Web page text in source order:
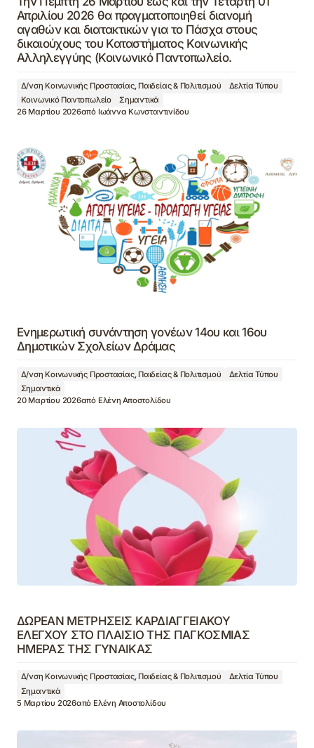
Απριλίου 2026 θα πραγματοποιηθεί διανομή
αγαθών και διατακτικών για το Πάσχα στους
δικαιούχους του Καταστήματος Κοινωνικής
Αλληλεγγύης (Κοινωνικό Παντοπωλείο.
Δ/νση Κοινωνικής Προστασίας, Παιδείας & Πολιτισμού
Δελτία Τύπου
Κοινωνικό Παντοπωλείο
Σημαντικά
26 Μαρτίου 2026από Ιωάννα Κωνσταντινίδου
Ενημερωτική συνάντηση γονέων 14ου και 16ου
Δημοτικών Σχολείων Δράμας
Δ/νση Κοινωνικής Προστασίας, Παιδείας & Πολιτισμού
Δελτία Τύπου
Σημαντικά
20 Μαρτίου 2026από Ελένη Αποστολίδου
ΔΩΡΕΑΝ ΜΕΤΡΗΣΕΙΣ ΚΑΡΔΙΑΓΓΕΙΑΚΟΥ
ΕΛΕΓΧΟΥ ΣΤΟ ΠΛΑΙΣΙΟ ΤΗΣ ΠΑΓΚΟΣΜΙΑΣ
ΗΜΕΡΑΣ ΤΗΣ ΓΥΝΑΙΚΑΣ
Δ/νση Κοινωνικής Προστασίας, Παιδείας & Πολιτισμού
Δελτία Τύπου
Σημαντικά
5 Μαρτίου 2026από Ελένη Αποστολίδου